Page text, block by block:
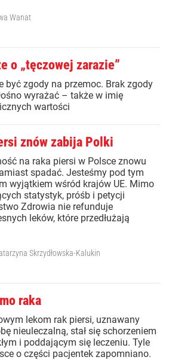
Wanat
o „tęczowej zarazie”
być zgody na przemoc. Brak zgody
wyrażać – także w imię
wartości
znów zabija Polki
na raka piersi w Polsce znowu
spadać. Jesteśmy pod tym
wyjątkiem wśród krajów UE. Mimo
statystyk, próśb i petycji
Zdrowia nie refunduje
leków, które przedłużają
Skrzydłowska-Kalukin
raka
lekom rak piersi, uznawany
nieuleczalną, stał się schorzeniem
i poddającym się leczeniu. Tyle
o części pacjentek zapomniano.